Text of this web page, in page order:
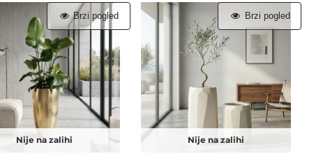
Nije na zalihi
Brzi pogled
Nije na zalihi
Brzi pogled